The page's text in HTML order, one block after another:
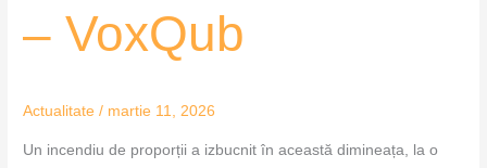
– VoxQub
Actualitate / martie 11, 2026
Un incendiu de proporții a izbucnit în această dimineața, la o